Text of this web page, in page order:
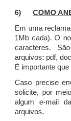
6) COMO
Em uma
1Mb cada). O
caracteres.
arquivos: pdf,
É importante
Caso precise
solicite, por
algum e-mail
arquivos.